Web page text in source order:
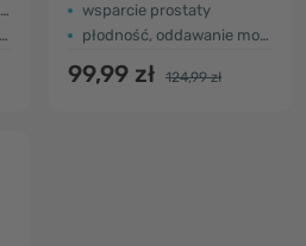
wsparcie prostaty
płodność, oddawanie moczu
99,99 zł 124,99 zł